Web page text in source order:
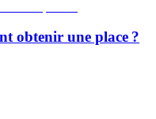
obtenir une place ?